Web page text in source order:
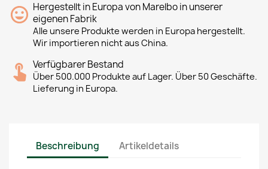
Hergestellt in Europa von Marelbo in unserer
eigenen Fabrik
Alle unsere Produkte werden in Europa hergestellt.
Wir importieren nicht aus China.
Verfügbarer Bestand
Über 500.000 Produkte auf Lager. Über 50 Geschäfte.
Lieferung in Europa.
Beschreibung Artikeldetails